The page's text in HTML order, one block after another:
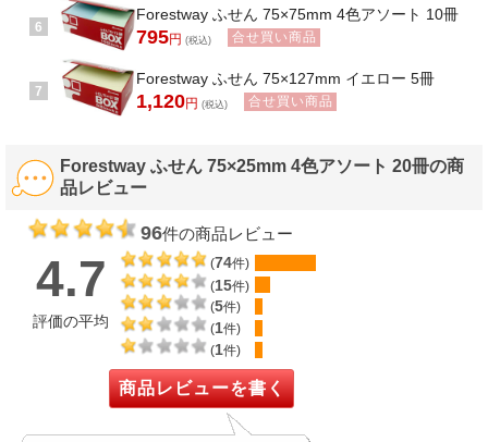
6
Forestway ふせん 75×75mm 4色アソート 10冊
795円 (税込) 合せ買い商品
7
Forestway ふせん 75×127mm イエロー 5冊
1,120円 (税込) 合せ買い商品
Forestway ふせん 75×25mm 4色アソート 20冊の商
品レビュー
96件の商品レビュー
4.7
評価の平均
(74件)
(15件)
(5件)
(1件)
(1件)
商品レビューを書く